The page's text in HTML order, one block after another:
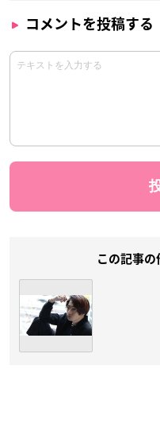
コメントを投稿する
この記事の